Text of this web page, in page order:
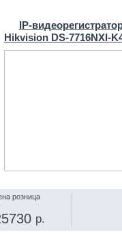
Hikvision DS-7716NXI-
розница
р.